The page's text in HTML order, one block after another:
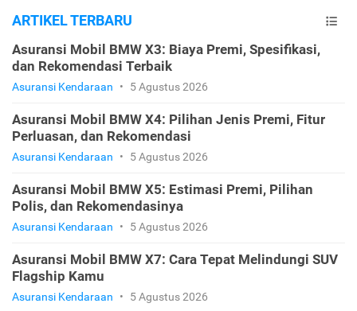
ARTIKEL TERBARU
Asuransi Mobil BMW X3: Biaya Premi, Spesifikasi,
dan Rekomendasi Terbaik
Asuransi Kendaraan • 5 Agustus 2026
Asuransi Mobil BMW X4: Pilihan Jenis Premi, Fitur
Perluasan, dan Rekomendasi
Asuransi Kendaraan • 5 Agustus 2026
Asuransi Mobil BMW X5: Estimasi Premi, Pilihan
Polis, dan Rekomendasinya
Asuransi Kendaraan • 5 Agustus 2026
Asuransi Mobil BMW X7: Cara Tepat Melindungi SUV
Flagship Kamu
Asuransi Kendaraan • 5 Agustus 2026